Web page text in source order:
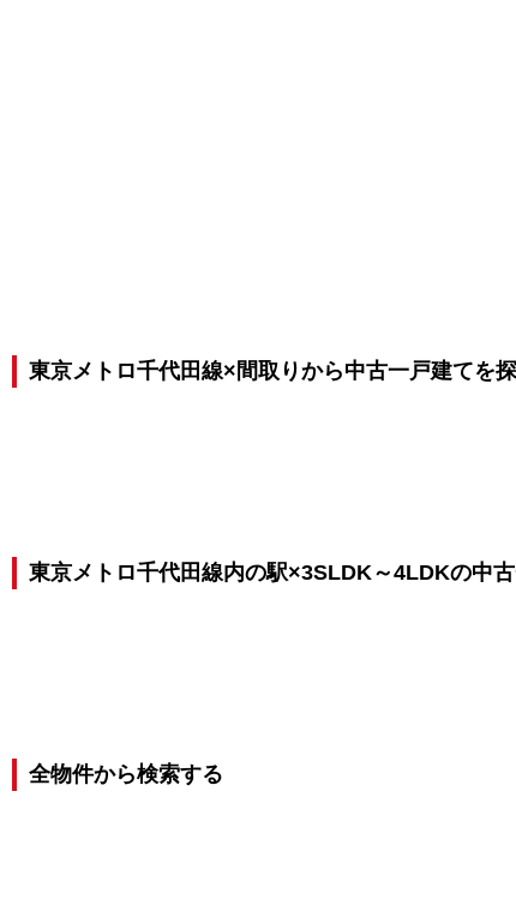
東京メトロ千代田線×間取りから中古一戸建てを
東京メトロ千代田線内の駅×3SLDK～4LDKの中
全物件から検索する